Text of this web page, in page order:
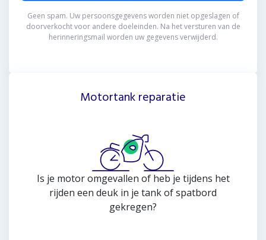
Meer informatie
Motortank reparatie
Is je motor omgevallen of heb je tijdens het
rijden een deuk in je tank of spatbord
gekregen?
Geen spam. Uw persoonsgegevens worden niet opgeslagen of
doorverkocht voor andere doeleinden. Na het versturen van de
herinneringsmail worden uw gegevens verwijderd.